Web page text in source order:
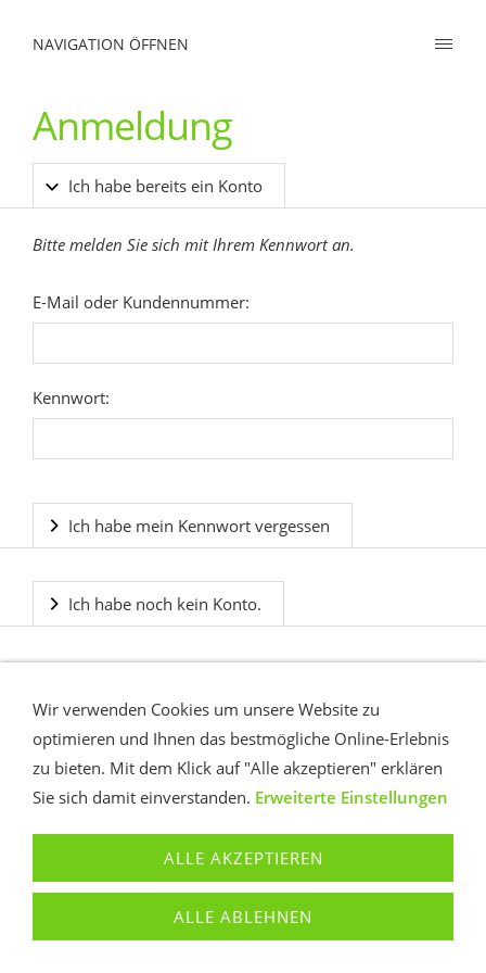
NAVIGATION ÖFFNEN
Anmeldung
Ich habe bereits ein Konto
Bitte melden Sie sich mit Ihrem Kennwort an.
E-Mail oder Kundennummer:
Kennwort:
Ich habe mein Kennwort vergessen
Ich habe noch kein Konto.
KONTAKT AGB DATENSCHUTZ
COOKIES
© Weitendorf Software GmbH
Wir verwenden Cookies um unsere Website zu
optimieren und Ihnen das bestmögliche Online-Erlebnis
zu bieten. Mit dem Klick auf "Alle akzeptieren" erklären
Sie sich damit einverstanden. Erweiterte Einstellungen
ALLE AKZEPTIEREN
ALLE ABLEHNEN